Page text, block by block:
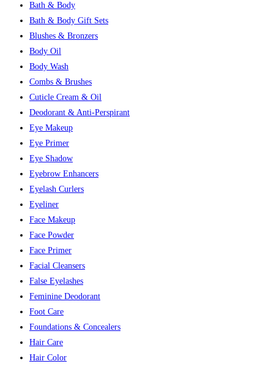
Bath & Body
Bath & Body Gift Sets
Blushes & Bronzers
Body Oil
Body Wash
Combs & Brushes
Cuticle Cream & Oil
Deodorant & Anti-Perspirant
Eye Makeup
Eye Primer
Eye Shadow
Eyebrow Enhancers
Eyelash Curlers
Eyeliner
Face Makeup
Face Powder
Face Primer
Facial Cleansers
False Eyelashes
Feminine Deodorant
Foot Care
Foundations & Concealers
Hair Care
Hair Color